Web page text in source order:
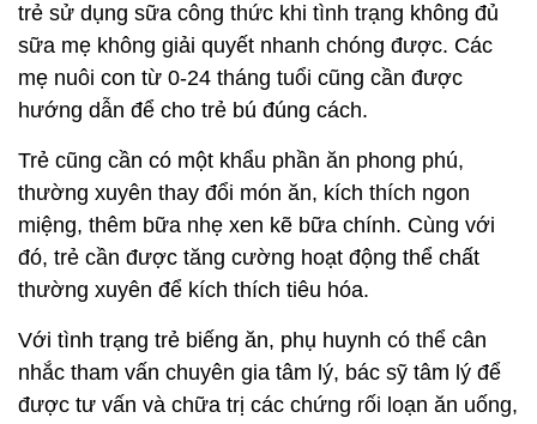
trẻ sử dụng sữa công thức khi tình trạng không đủ
sữa mẹ không giải quyết nhanh chóng được. Các
mẹ nuôi con từ 0-24 tháng tuổi cũng cần được
hướng dẫn để cho trẻ bú đúng cách.
Trẻ cũng cần có một khẩu phần ăn phong phú,
thường xuyên thay đổi món ăn, kích thích ngon
miệng, thêm bữa nhẹ xen kẽ bữa chính. Cùng với
đó, trẻ cần được tăng cường hoạt động thể chất
thường xuyên để kích thích tiêu hóa.
Với tình trạng trẻ biếng ăn, phụ huynh có thể cân
nhắc tham vấn chuyên gia tâm lý, bác sỹ tâm lý để
được tư vấn và chữa trị các chứng rối loạn ăn uống,